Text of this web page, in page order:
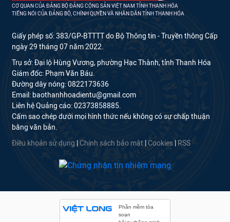
CƠ QUAN CỦA ĐẢNG BỘ ĐẢNG CỘNG SẢN VIỆT NAM TỈNH THANH HÓA
TIẾNG NÓI CỦA ĐẢNG BỘ, CHÍNH QUYỀN VÀ NHÂN DÂN TỈNH THANH HÓA
Giấy phép số: 383/GP-BTTTT do Bộ Thông tin - Truyền thông Cấp
ngày 29 tháng 07 năm 2022.
Trụ sở: Đại lộ Hùng Vương, phường Hạc Thành, tỉnh Thanh Hóa
Giám đốc: Phạm Văn Báu.
Đường dây nóng: 0822173636
Email: baothanhhoadientu@gmail.com
Liên hệ Quảng cáo: 02373858885.
Cấm sao chép dưới mọi hình thức nếu không có sự chấp thuận
bằng văn bản.
Điều khoản sử dụng Chính sách bảo mật Cookies RSS
Phần mềm tòa
soạn